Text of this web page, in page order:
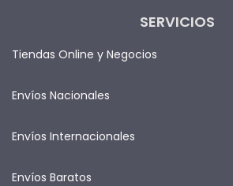
SERVICIOS
Tiendas Online y Negocios
Envíos Nacionales
Envíos Internacionales
Envíos Baratos